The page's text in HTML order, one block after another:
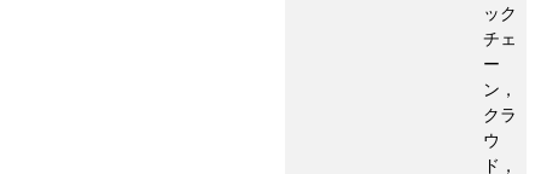
ック
チェ
ー
ン，
クラ
ウ
ド，